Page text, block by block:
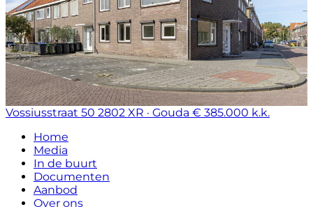
Vossiusstraat 50 2802 XR · Gouda € 385.000 k.k.
Home
Media
In de buurt
Documenten
Aanbod
Over ons